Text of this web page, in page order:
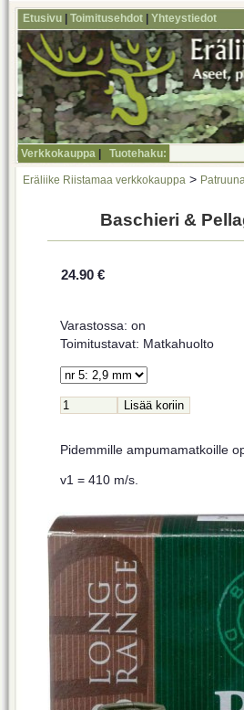
Etusivu Toimitusehdot Yhteystiedot
Verkkokauppa Tuotehaku:
Eräliike Riistamaa verkkokauppa >
Baschieri &
24.90 €
Varastossa: on
Toimitustavat: Matkahuolto
Pidemmille ampumamatkoille
v1 = 410 m/s.